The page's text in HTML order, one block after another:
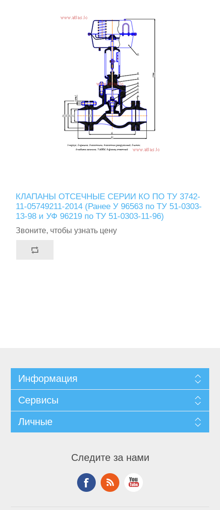
КЛАПАНЫ ОТСЕЧНЫЕ СЕРИИ КО ПО ТУ 3742-
11-05749211-2014 (Ранее У 96563 по ТУ 51-0303-
13-98 и УФ 96219 по ТУ 51-0303-11-96)
Звоните, чтобы узнать цену
Информация
Сервисы
Личные
Следите за нами